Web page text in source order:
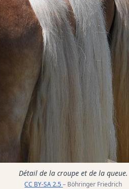
Détail de la croupe et de la queue.
CC BY-SA 2.5– Böhringer Friedrich